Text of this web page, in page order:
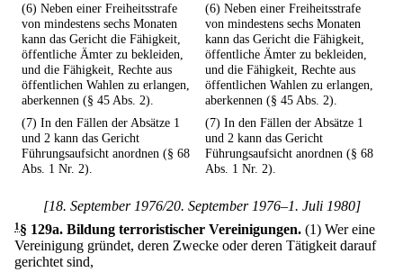
(6) Neben einer Freiheitsstrafe
von mindestens sechs Monaten
kann das Gericht die Fähigkeit,
öffentliche Ämter zu bekleiden,
und die Fähigkeit, Rechte aus
öffentlichen Wahlen zu erlangen,
aberkennen (§ 45 Abs. 2).
(6) Neben einer Freiheitsstrafe
von mindestens sechs Monaten
kann das Gericht die Fähigkeit,
öffentliche Ämter zu bekleiden,
und die Fähigkeit, Rechte aus
öffentlichen Wahlen zu erlangen,
aberkennen (§ 45 Abs. 2).
(7) In den Fällen der Absätze 1
und 2 kann das Gericht
Führungsaufsicht anordnen (§ 68
Abs. 1 Nr. 2).
(7) In den Fällen der Absätze 1
und 2 kann das Gericht
Führungsaufsicht anordnen (§ 68
Abs. 1 Nr. 2).
[18. September 1976/20. September 1976–1. Juli 1980]
1§ 129a. Bildung terroristischer Vereinigungen. (1) Wer eine
Vereinigung gründet, deren Zwecke oder deren Tätigkeit darauf
gerichtet sind,